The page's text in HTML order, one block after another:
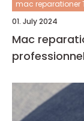
mac reparationer
01. July 2024
Mac